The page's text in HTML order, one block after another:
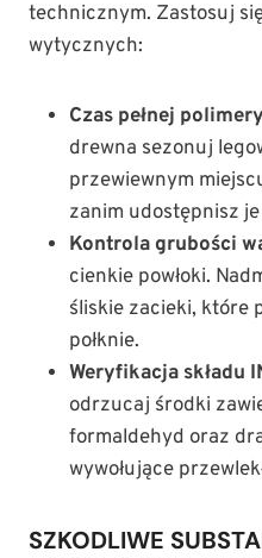
technicznym. Zastosuj
wytycznych:
Czas pełnej
drewna sezonuj
przewiewnym
zanim udostępnisz
Kontrola grubości
cienkie powłoki.
śliskie zacieki, które
połknie.
Weryfikacja składu
odrzucaj środki
formaldehyd oraz
wywołujące
SZKODLIWE